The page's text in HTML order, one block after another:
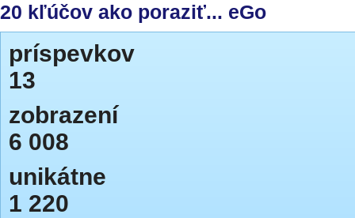
20 kľúčov ako poraziť... eGo
príspevkov
13
zobrazení
6 008
unikátne
1 220